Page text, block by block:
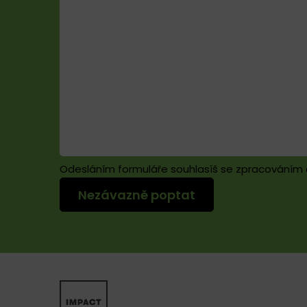
Odesláním formuláře souhlasíš se zpracováním